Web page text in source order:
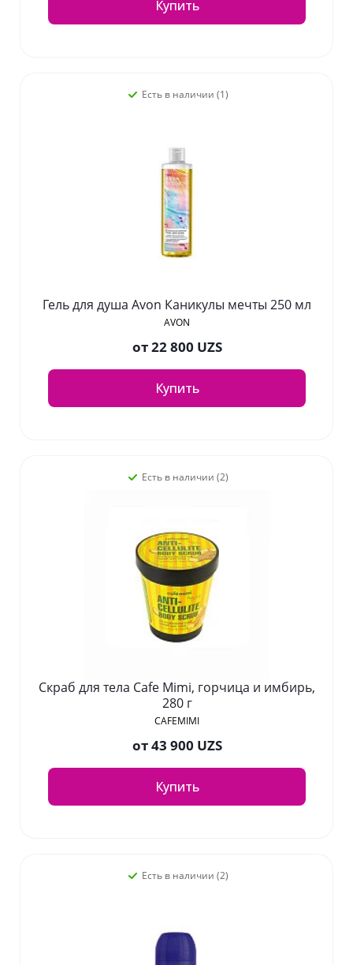
Купить
Есть в наличии (1)
Гель для душа Avon Каникулы мечты 250 мл
AVON
от22 800 UZS
Купить
Есть в наличии (2)
Скраб для тела Cafe Mimi, горчица и имбирь,
280 г
CAFEMIMI
от43 900 UZS
Купить
Есть в наличии (2)